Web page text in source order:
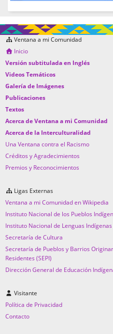
Ventana a mi Comunidad
Inicio
Versión subtitulada en Inglés
Videos Temáticos
Galería de Imágenes
Publicaciones
Textos
Acerca de Ventana a mi Comunidad
Acerca de la Interculturalidad
Una Ventana contra el Racismo
Créditos y Agradecimientos
Premios y Reconocimientos
Ligas Externas
Ventana a mi Comunidad en Wikipedia
Instituto Nacional de los Pueblos
Instituto Nacional de Lenguas Indígenas
Secretaría de Cultura
Secretaría de Pueblos y Barrios
Residentes (SEPI)
Dirección General de Educación
Visitante
Política de Privacidad
Contacto